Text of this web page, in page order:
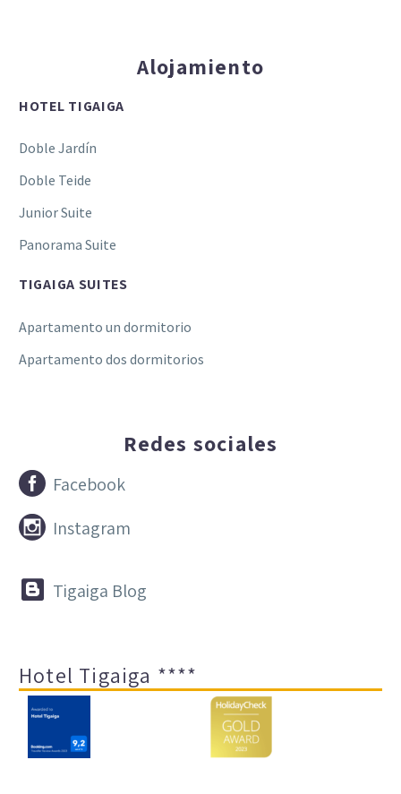
Alojamiento
HOTEL TIGAIGA
Doble Jardín
Doble Teide
Junior Suite
Panorama Suite
TIGAIGA SUITES
Apartamento un dormitorio
Apartamento dos dormitorios
Redes sociales

 Facebook

 Instagram

 Tigaiga Blog
Hotel Tigaiga ****